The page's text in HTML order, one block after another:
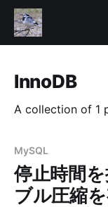
InnoDB
A collection of 1
MySQL
停止時間
ブル圧縮